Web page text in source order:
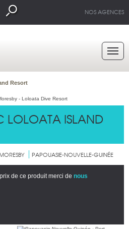
NOS AGENCES
Resort
LOLOATA ISLAND
PAPOUASIE-NOUVELLE-GUINÉE
de ce produit merci de nous